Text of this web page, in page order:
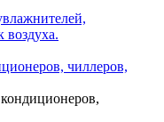
воздуха.
чиллеров,